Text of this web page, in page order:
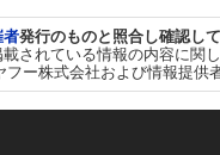
者発行のものと照合し確認して
されている情報の内容に
ー株式会社および情報提供